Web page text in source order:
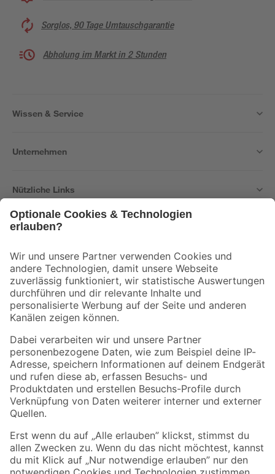
Sorglos, 90 Tage Umtauschgarantie
Abholung im Markt in 2 Stunden
Wissen & Service
Unternehmen
Nützliche Links
Der toom Newsletter: Keine Angebote und Aktionen mehr verpassen!
Zur Newsletter Anmeldung
Folge uns
Zahlungsarten Versandarten
Sicher einkaufen
Jetzt die toom-App herunterladen